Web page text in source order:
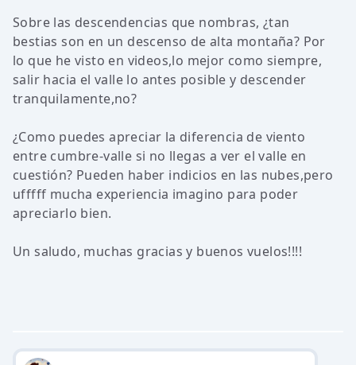
Sobre las descendencias que nombras, ¿tan
bestias son en un descenso de alta montaña? Por
lo que he visto en videos,lo mejor como siempre,
salir hacia el valle lo antes posible y descender
tranquilamente,no?
¿Como puedes apreciar la diferencia de viento
entre cumbre-valle si no llegas a ver el valle en
cuestión? Pueden haber indicios en las nubes,pero
ufffff mucha experiencia imagino para poder
apreciarlo bien.
Un saludo, muchas gracias y buenos vuelos!!!!